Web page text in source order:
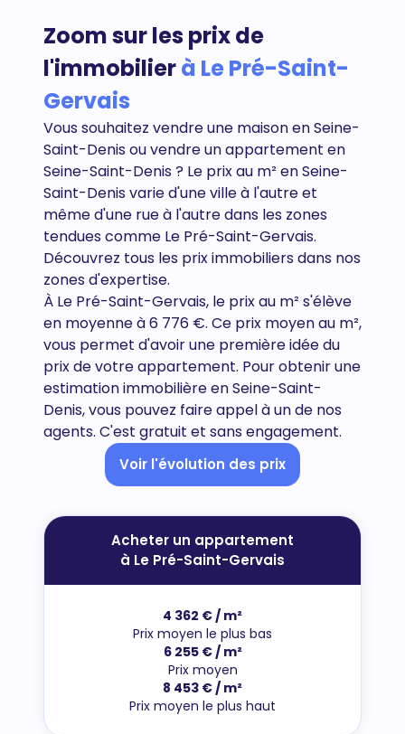
Zoom sur les prix de
l'immobilierà Le Pré-Saint-
Gervais
Vous souhaitez vendre une maison en Seine-
Saint-Denis ou vendre un appartement en
Seine-Saint-Denis? Le prix au m² en Seine-
Saint-Denis varie d'une ville à l'autre et
même d'une rue à l'autre dans les zones
tendues comme Le Pré-Saint-Gervais.
Découvrez tous les prix immobiliers dans nos
zones d'expertise.
À Le Pré-Saint-Gervais, le prix au m² s'élève
en moyenne à 6 776 €. Ce prix moyen au m²,
vous permet d'avoir une première idée du
prix de votre appartement. Pour obtenir une
estimation immobilière en Seine-Saint-
Denis, vous pouvez faire appel à un de nos
agents. C'est gratuit et sans engagement.
Voir l'évolution des prix
Acheter un appartement
à Le Pré-Saint-Gervais
4 362 € / m²
Prix moyen le plus bas
6 255 € / m²
Prix moyen
8 453 € / m²
Prix moyen le plus haut